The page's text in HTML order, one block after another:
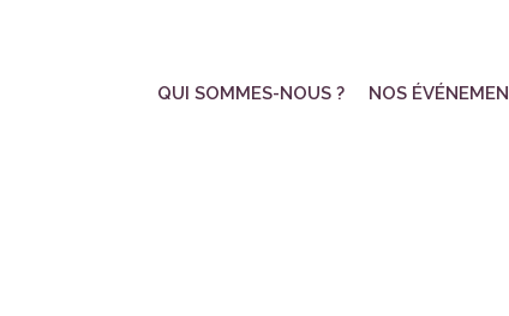
QUI SOMMES-NOUS ? NOS